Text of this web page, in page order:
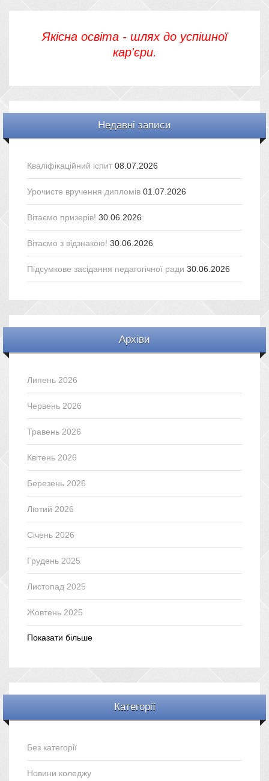
Якісна освіта - шлях до успішної
кар'єри.
Недавні записи
Кваліфікаційний іспит 08.07.2026
Урочисте вручення дипломів 01.07.2026
Вітаємо призерів! 30.06.2026
Вітаємо з відзнакою! 30.06.2026
Підсумкове засідання педагогічної ради 30.06.2026
Архіви
Липень 2026
Червень 2026
Травень 2026
Квітень 2026
Березень 2026
Лютий 2026
Січень 2026
Грудень 2025
Листопад 2025
Жовтень 2025
Показати більше
Категорії
Без категорії
Новини коледжу